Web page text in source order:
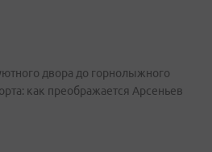
двора до горнолыжного
как преображается Арсеньев